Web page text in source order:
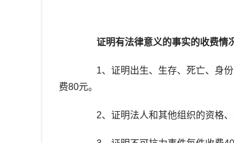
证明有法律意义的事实的收费情
1、证明出生、生存、死亡、身份
费80元。
2、证明法人和其他组织的资格、